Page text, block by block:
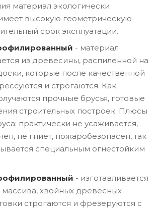
материал экологически
высокую геометрическую
срок эксплуатации.
- материал
из древесины, распиленной на
которые после качественной
и строгаются. Как
прочные брусья, готовые
строительных построек. Плюсы
практически не усаживается,
не гниет, пожаробезопасен, так
специальным огнестойким
- изготавливается
массива, хвойных древесных
строгаются и фрезеруются с